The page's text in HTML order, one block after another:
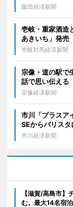
飯田経済新聞
壱岐・重家酒造
あきいち」発売
壱岐対馬経済新聞
宗像・道の駅
話で思い伝える
宗像経済新聞
市川「プラスア
SEからバリスタ
市川経済新聞
【滋賀/高島市】
む。最大14名宿